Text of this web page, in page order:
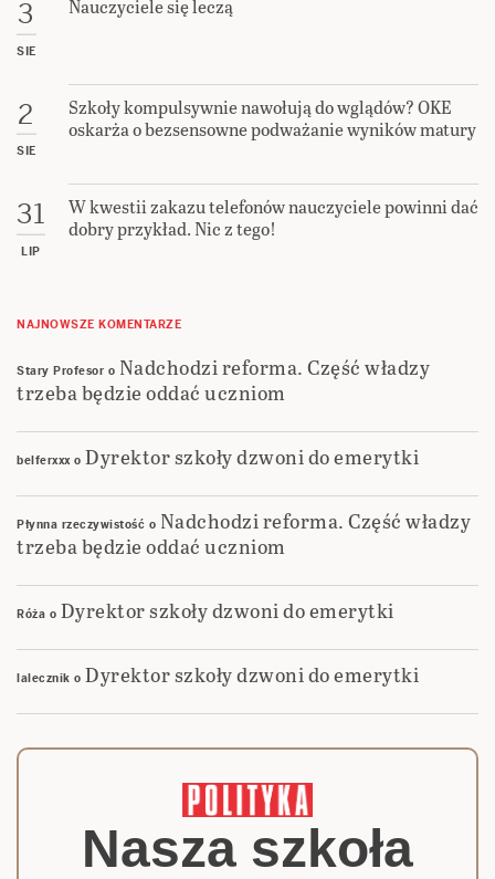
3
SIE
Nauczyciele się leczą
2
SIE
Szkoły kompulsywnie nawołują do wglądów? OKE
oskarża o bezsensowne podważanie wyników matury
31
LIP
W kwestii zakazu telefonów nauczyciele powinni dać
dobry przykład. Nic z tego!
NAJNOWSZE KOMENTARZE
Stary Profesor o Nadchodzi reforma. Część władzy
trzeba będzie oddać uczniom
belferxxxo Dyrektor szkoły dzwoni do emerytki
Płynna rzeczywistość o Nadchodzi reforma. Część władzy
trzeba będzie oddać uczniom
Róża o Dyrektor szkoły dzwoni do emerytki
lalecznik o Dyrektor szkoły dzwoni do emerytki
Nasza szkoła